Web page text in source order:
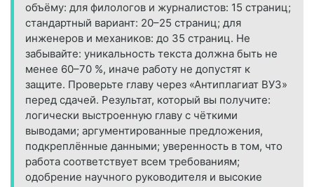
объёму: для филологов и журналистов: 15 страниц;
стандартный вариант: 20–25 страниц; для
инженеров и механиков: до 35 страниц. Не
забывайте: уникальность текста должна быть не
менее 60–70 %, иначе работу не допустят к
защите. Проверьте главу через «Антиплагиат ВУЗ»
перед сдачей. Результат, который вы получите:
логически выстроенную главу с чёткими
выводами; аргументированные предложения,
подкреплённые данными; уверенность в том, что
работа соответствует всем требованиям;
одобрение научного руководителя и высокие